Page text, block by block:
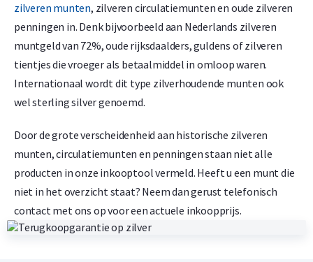
Argor Heraeus 1 t/oz goudbaar
- +
€3.699,84
Argor Heraeus 50 gram goudbaar
1,50% onder spot
- +
5.948, 30
zilveren munten, zilveren circulatiemunten en oude zilveren
penningen in. Denk bijvoorbeeld aan Nederlands zilveren
muntgeld van 72%, oude rijksdaalders, guldens of zilveren
tientjes die vroeger als betaalmiddel in omloop waren.
Internationaal wordt dit type zilverhoudende munten ook
wel sterling silver genoemd.
Door de grote verscheidenheid aan historische zilveren
munten, circulatiemunten en penningen staan niet alle
producten in onze inkooptool vermeld. Heeft u een munt die
niet in het overzicht staat? Neem dan gerust telefonisch
contact met ons op voor een actuele inkoopprijs.